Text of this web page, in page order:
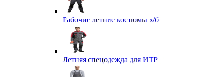
Рабочие летние костюмы х/б
Летняя спецодежда для ИТР